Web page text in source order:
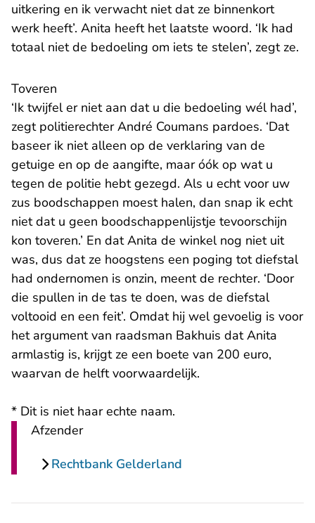
uitkering en ik verwacht niet dat ze binnenkort
werk heeft’. Anita heeft het laatste woord. ‘Ik had
totaal niet de bedoeling om iets te stelen’, zegt ze.
Toveren
‘Ik twijfel er niet aan dat u die bedoeling wél had’,
zegt politierechter André Coumans pardoes. ‘Dat
baseer ik niet alleen op de verklaring van de
getuige en op de aangifte, maar óók op wat u
tegen de politie hebt gezegd. Als u echt voor uw
zus boodschappen moest halen, dan snap ik echt
niet dat u geen boodschappenlijstje tevoorschijn
kon toveren.’ En dat Anita de winkel nog niet uit
was, dus dat ze hoogstens een poging tot diefstal
had ondernomen is onzin, meent de rechter. ‘Door
die spullen in de tas te doen, was de diefstal
voltooid en een feit’. Omdat hij wel gevoelig is voor
het argument van raadsman Bakhuis dat Anita
armlastig is, krijgt ze een boete van 200 euro,
waarvan de helft voorwaardelijk.
* Dit is niet haar echte naam.
Afzender
Rechtbank Gelderland